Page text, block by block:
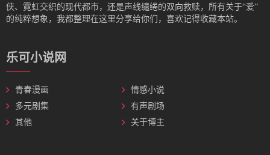
侠、霓虹交织的现代都市，还是声线缱绻的双向救赎，所有关于“爱”
的纯粹想象，我都整理在这里分享给你们，喜欢记得收藏本站。
乐可小说网
青春漫画
情感小说
多元剧集
有声剧场
其他
关于博主